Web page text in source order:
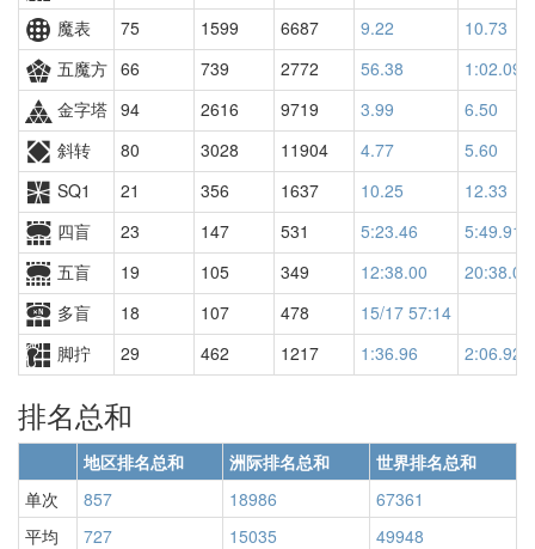
魔表
75 1599 6687 9.22
10.73
五魔方 66 739 2772 56.38
1:02.09
金字塔 94 2616 9719 3.99
6.50
斜转
80 3028 11904 4.77
5.60
SQ1
21 356 1637 10.25
12.33
四盲
23 147 531 5:23.46
5:49.91
五盲
19 105 349 12:38.00
20:38.00
多盲
18 107 478
15/17 57:14
脚拧
29 462 1217 1:36.96 2:06.92
排名总和
地区排名总和 洲际排名总和
世界排名总和
单次
857 18986
67361
平均
727 15035 49948